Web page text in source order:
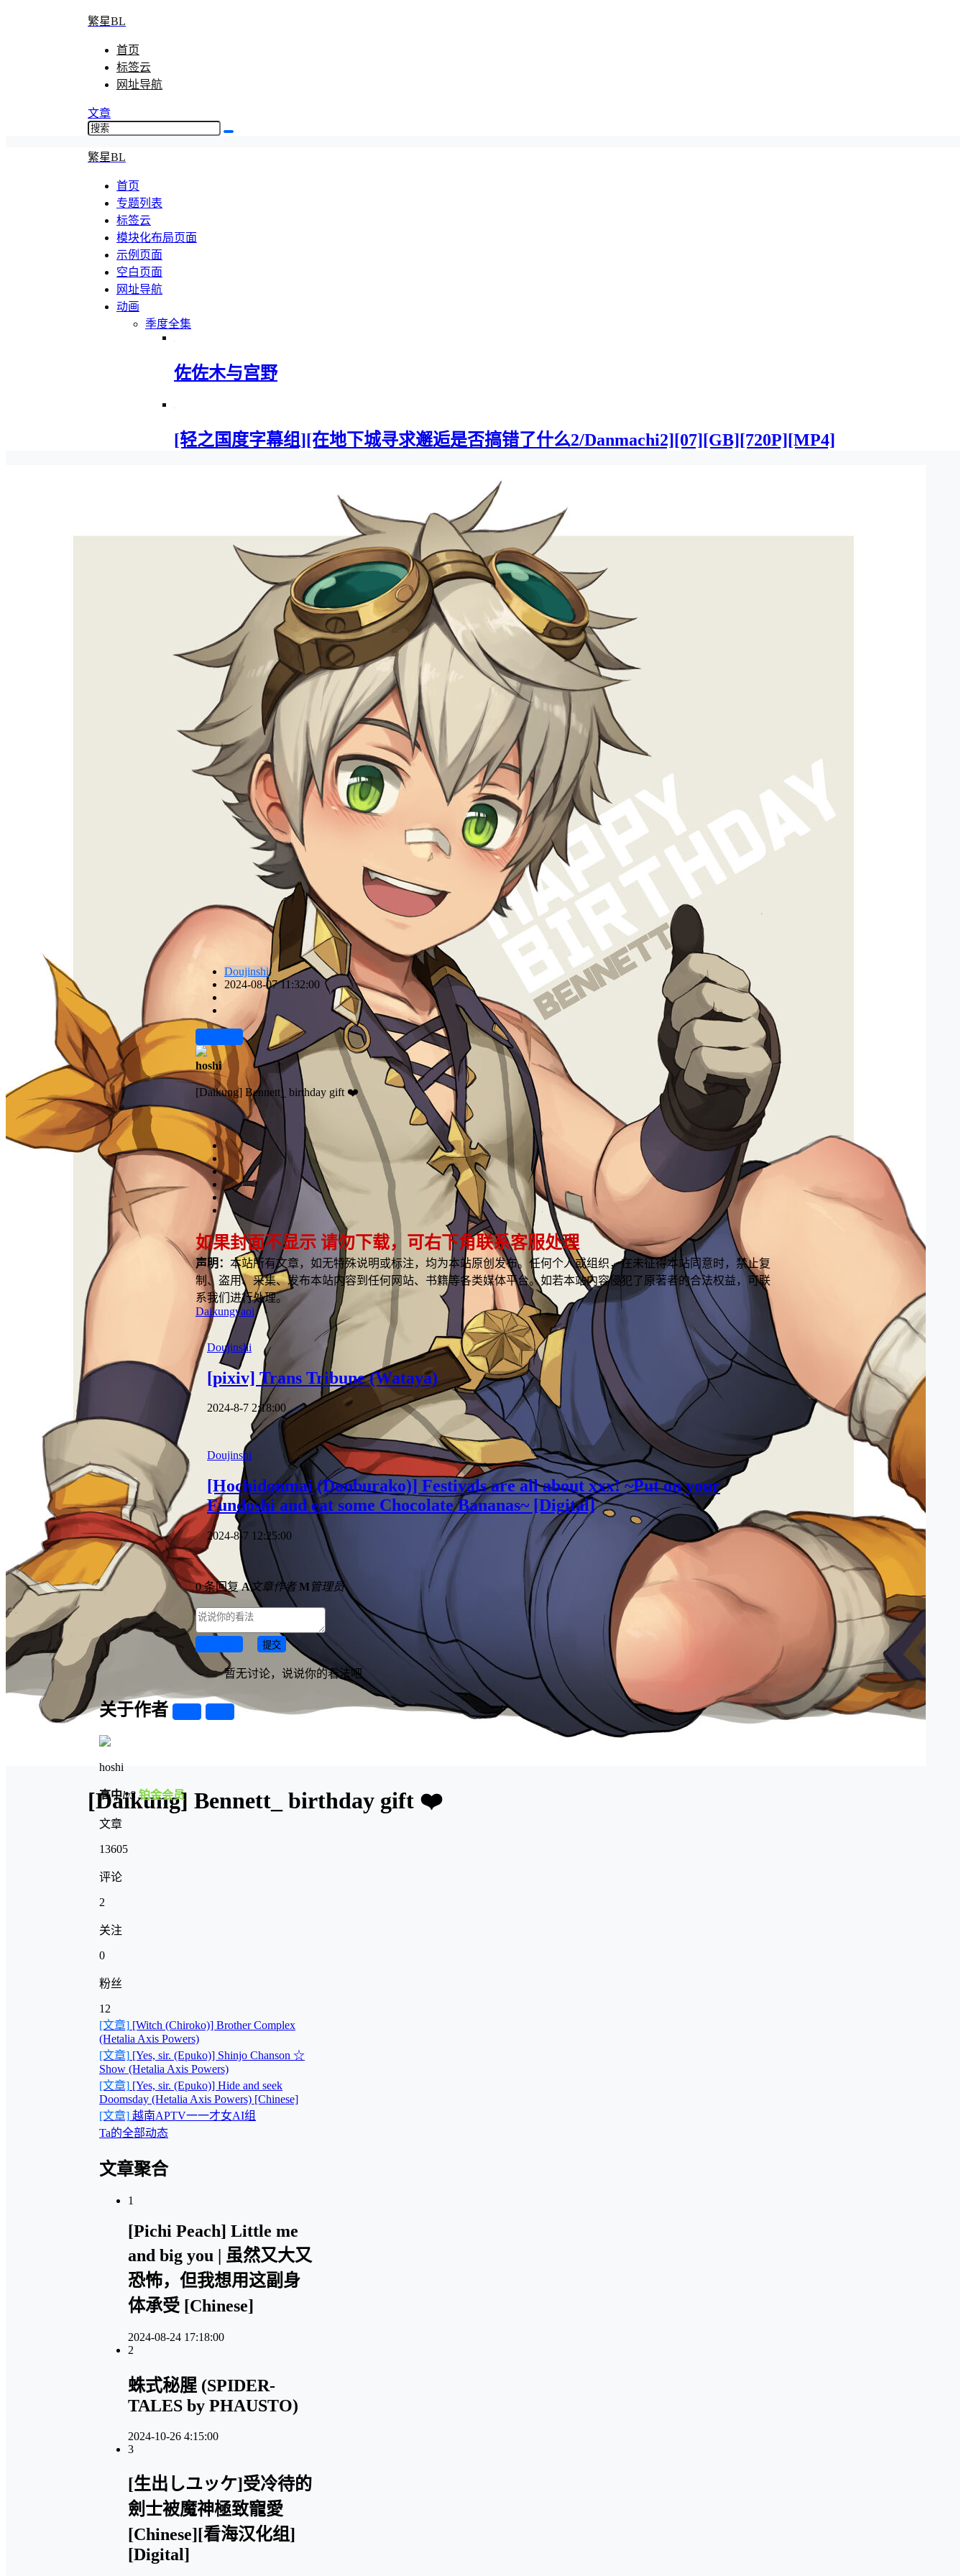
繁星BL
首页
标签云
网址导航
文章
繁星BL
首页
专题列表
标签云
模块化布局页面
示例页面
空白页面
网址导航
动画
季度全集
佐佐木与宫野
[轻之国度字幕组][在地下城寻求邂逅是否搞错了什么2/Danmachi2][07][GB][720P][MP4]
[Daikung] Bennett_ birthday gift ❤️
Doujinshi
2024-08-07 11:32:00
hoshi
[Daikung] Bennett_ birthday gift ❤️
如果封面不显示 请勿下载，可右下角联系客服处理
声明： 本站所有文章，如无特殊说明或标注，均为本站原创发布。任何个人或组织，在未征得本站同意时，禁止复
制、盗用、采集、发布本站内容到任何网站、书籍等各类媒体平台。如若本站内容侵犯了原著者的合法权益，可联
系我们进行处理。
Daikungyaoi
Doujinshi
[pixiv] Trans Tribune (Wataya)
2024-8-7 2:18:00
Doujinshi
[Hochidonmai (Donburako)] Festivals are all about xxx! ~Put on your
Fundoshi and eat some Chocolate Bananas~ [Digital]
2024-8-7 12:25:00
0 条回复A文章作者 M管理员
提交
暂无讨论，说说你的看法吧
关于作者
hoshi
高中lv3 铂金会员
文章
13605
评论
2
关注
0
粉丝
12
[文章] [Witch (Chiroko)] Brother Complex
(Hetalia Axis Powers)
[文章] [Yes, sir. (Epuko)] Shinjo Chanson ☆
Show (Hetalia Axis Powers)
[文章] [Yes, sir. (Epuko)] Hide and seek
Doomsday (Hetalia Axis Powers) [Chinese]
[文章] 越南APTV一一才女AI组
Ta的全部动态
文章聚合
1
[Pichi Peach] Little me
and big you | 虽然又大又
恐怖，但我想用这副身
体承受 [Chinese]
2024-08-24 17:18:00
2
蛛式秘腥 (SPIDER-
TALES by PHAUSTO)
2024-10-26 4:15:00
3
[生出しユッケ]受冷待的
劍士被魔神極致寵愛
[Chinese][看海汉化组]
[Digital]